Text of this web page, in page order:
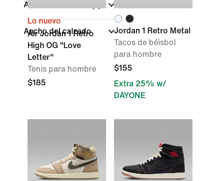
Altura del calzado
Ancho del calzado
Lo nuevo
Air Jordan 1 Retro
High OG "Love
Letter"
Tenis para hombre
$185
Jordan 1 Retro Metal
Tacos de béisbol
para hombre
$155
Extra 25% w/
DAYONE